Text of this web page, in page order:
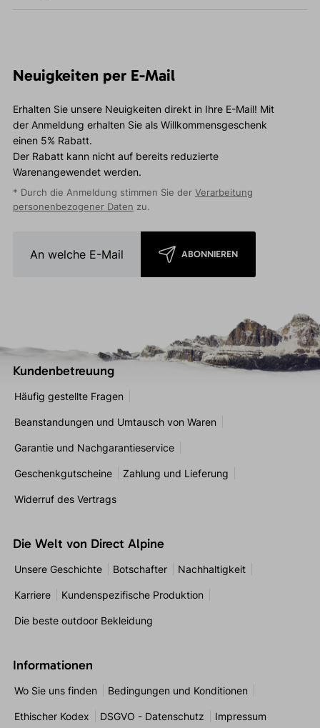
Neuigkeiten per E-Mail
Erhalten Sie unsere Neuigkeiten direkt in Ihre E-Mail! Mit
der Anmeldung erhalten Sie als Willkommensgeschenk
einen 5% Rabatt.
Der Rabatt kann nicht auf bereits reduzierte
Warenangewendet werden.
* Durch die Anmeldung stimmen Sie der Verarbeitung
personenbezogener Daten zu.
ABONNIEREN
Kundenbetreuung
Häufig gestellte Fragen
Beanstandungen und Umtausch von Waren
Garantie und Nachgarantieservice
Geschenkgutscheine Zahlung und Lieferung
Widerruf des Vertrags
Die Welt von Direct Alpine
Unsere Geschichte Botschafter Nachhaltigkeit
Karriere Kundenspezifische Produktion
Die beste outdoor Bekleidung
Informationen
Wo Sie uns finden Bedingungen und Konditionen
Ethischer Kodex DSGVO - Datenschutz Impressum